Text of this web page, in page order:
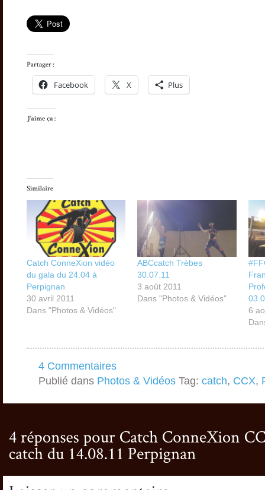
Facebook X Plus
Catch ConneXion vidéo
du gala du 24.04 à
Perpignan
30 avril 2011
Dans "Photos & Vidéos"
ABCcatch Trèbes
30.07.11
3 août 2011
Dans "Photos & Vidéos"
6
4 Commentaires
Publié dans Photos & Vidéos Tag: catch, CCX,